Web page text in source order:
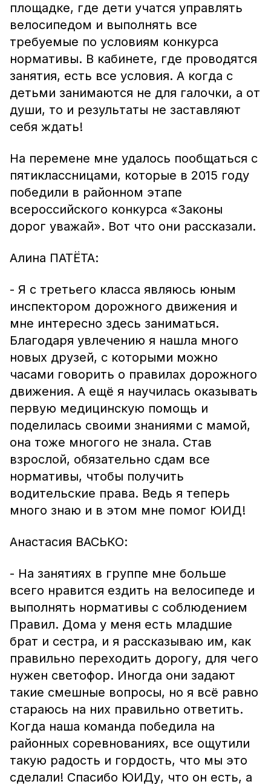
площадке, где дети учатся управлять
велосипедом и выполнять все
требуемые по условиям конкурса
нормативы. В кабинете, где проводятся
занятия, есть все условия. А когда с
детьми занимаются не для галочки, а от
души, то и результаты не заставляют
себя ждать!
На перемене мне удалось пообщаться с
пятиклассницами, которые в 2015 году
победили в районном этапе
всероссийского конкурса «Законы
дорог уважай». Вот что они рассказали.
Алина ПАТЁТА:
- Я с третьего класса являюсь юным
инспектором дорожного движения и
мне интересно здесь заниматься.
Благодаря увлечению я нашла много
новых друзей, с которыми можно
часами говорить о правилах дорожного
движения. А ещё я научилась оказывать
первую медицинскую помощь и
поделилась своими знаниями с мамой,
она тоже многого не знала. Став
взрослой, обязательно сдам все
нормативы, чтобы получить
водительские права. Ведь я теперь
много знаю и в этом мне помог ЮИД!
Анастасия ВАСЬКО:
- На занятиях в группе мне больше
всего нравится ездить на велосипеде и
выполнять нормативы с соблюдением
Правил. Дома у меня есть младшие
брат и сестра, и я рассказываю им, как
правильно переходить дорогу, для чего
нужен светофор. Иногда они задают
такие смешные вопросы, но я всё равно
стараюсь на них правильно ответить.
Когда наша команда победила на
районных соревнованиях, все ощутили
такую радость и гордость, что мы это
сделали! Спасибо ЮИДу, что он есть, а